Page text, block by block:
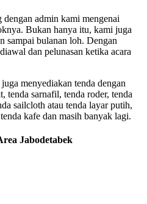
admin kami mengenai
Bukan hanya itu, kami juga
sampai bulanan loh. Dengan
dan pelunasan ketika acara
menyediakan tenda dengan
tenda sarnafil, tenda roder, tenda
sailcloth atau tenda layar putih,
kafe dan masih banyak lagi.
Jabodetabek